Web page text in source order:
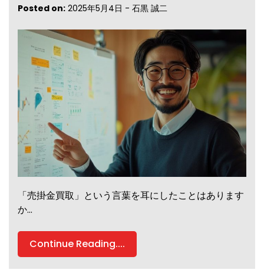
Posted on: 2025年5月4日 - 石黒 誠二
「売掛金買取」という言葉を耳にしたことはあります
か…
Continue Reading....